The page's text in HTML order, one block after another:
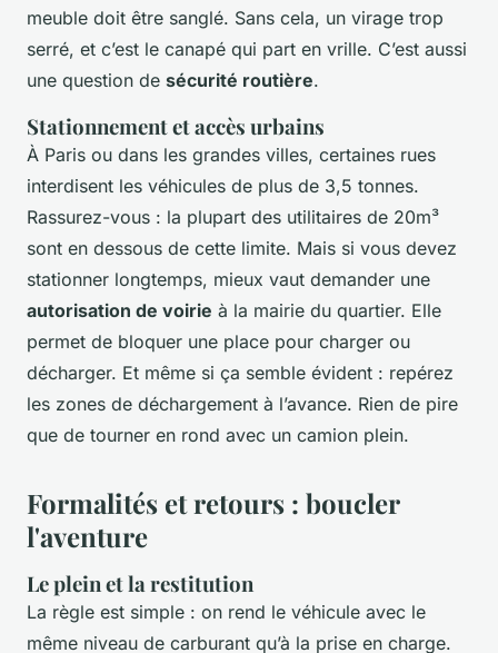
meuble doit être sanglé. Sans cela, un virage trop
serré, et c’est le canapé qui part en vrille. C’est aussi
une question de sécurité routière.
Stationnement et accès urbains
À Paris ou dans les grandes villes, certaines rues
interdisent les véhicules de plus de 3,5 tonnes.
Rassurez-vous : la plupart des utilitaires de 20m³
sont en dessous de cette limite. Mais si vous devez
stationner longtemps, mieux vaut demander une
autorisation de voirie à la mairie du quartier. Elle
permet de bloquer une place pour charger ou
décharger. Et même si ça semble évident : repérez
les zones de déchargement à l’avance. Rien de pire
que de tourner en rond avec un camion plein.
Formalités et retours : boucler
l'aventure
Le plein et la restitution
La règle est simple : on rend le véhicule avec le
même niveau de carburant qu’à la prise en charge.